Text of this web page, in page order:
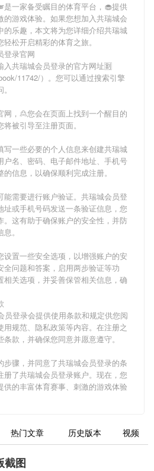
是一家备受瞩目的体育平台，🧁提供
游戏体验。如果您想加入共瑞城会
的乐趣，本文将为您详细介绍共瑞城
松开启精彩的体育之旅。
登录官网
入共瑞城会员登录的官方网址🈹
11742/）。您可以通过搜索引擎
网，🙎您会在页面上找到一个醒目的
被引导至注册页面。
写一些必要的个人信息来创建共瑞城
户名、密码、电子邮件地址、手机号
信息，以确保顺利完成注册。
需要进行账户验证。 共瑞城会员登
址或手机号码发送一条验证信息，您
。这有助于确保账户的安全性，并防
。
设置一些安全选项，以增强账户的安
问题和答案，启用两步验证等功
关选项，并妥善保管相关信息，确
员登录会提供使用条款和规定供您阅
规范、隐私政策等内容。在注册之
款，并确保您同意并愿意遵守。
步骤，并同意了共瑞城会员登录的条
了共瑞城会员登录账户。现在，您
供的丰富体育赛事、刺激的游戏体验
热门文章 历史版本 视频
截图